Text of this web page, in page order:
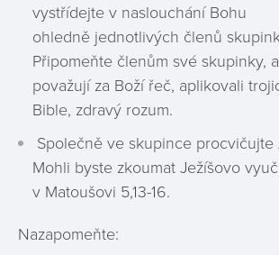
vystřídejte v naslouchání Bohu
ohledně jednotlivých členů
Připomeňte členům své skupinky,
považují za Boží řeč, aplikovali
Bible, zdravý rozum.
Společně ve skupince procvičujte
Mohli byste zkoumat Ježíšovo
v Matoušovi 5,13-16.
Nazapomeňte: